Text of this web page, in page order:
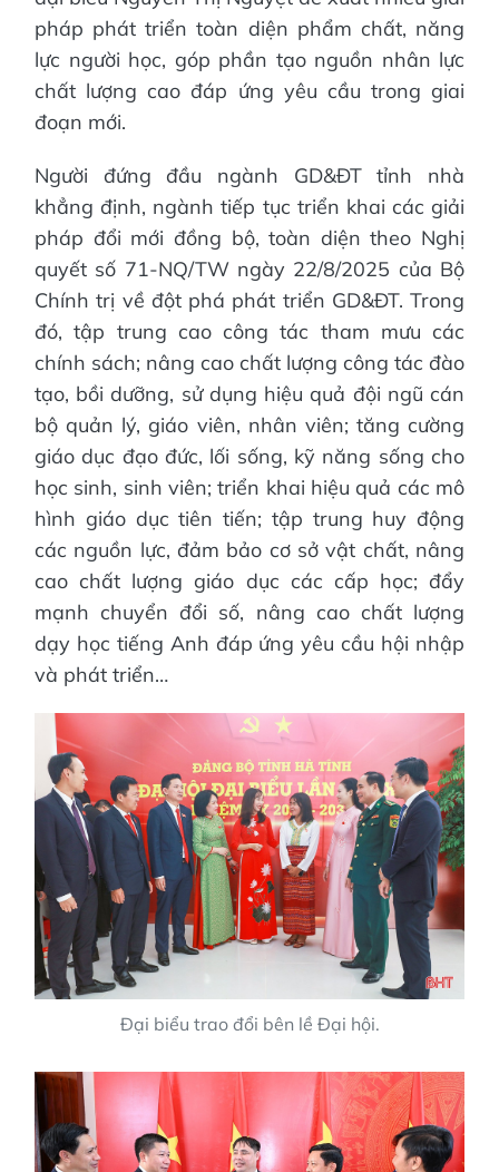
pháp phát triển toàn diện phẩm chất, năng
lực người học, góp phần tạo nguồn nhân lực
chất lượng cao đáp ứng yêu cầu trong giai
đoạn mới.
Người đứng đầu ngành GD&ĐT tỉnh nhà
khẳng định, ngành tiếp tục triển khai các giải
pháp đổi mới đồng bộ, toàn diện theo Nghị
quyết số 71-NQ/TW ngày 22/8/2025 của Bộ
Chính trị về đột phá phát triển GD&ĐT. Trong
đó, tập trung cao công tác tham mưu các
chính sách; nâng cao chất lượng công tác đào
tạo, bồi dưỡng, sử dụng hiệu quả đội ngũ cán
bộ quản lý, giáo viên, nhân viên; tăng cường
giáo dục đạo đức, lối sống, kỹ năng sống cho
học sinh, sinh viên; triển khai hiệu quả các mô
hình giáo dục tiên tiến; tập trung huy động
các nguồn lực, đảm bảo cơ sở vật chất, nâng
cao chất lượng giáo dục các cấp học; đẩy
mạnh chuyển đổi số, nâng cao chất lượng
dạy học tiếng Anh đáp ứng yêu cầu hội nhập
và phát triển…
Đại biểu trao đổi bên lề Đại hội.